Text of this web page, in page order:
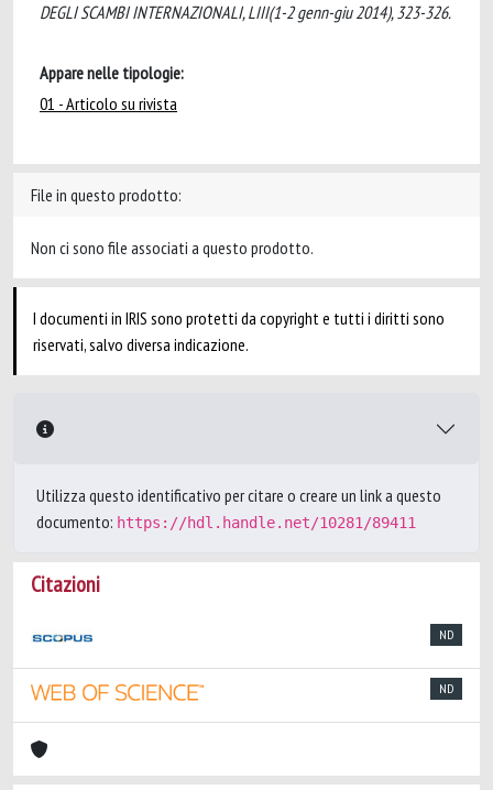
DEGLI SCAMBI INTERNAZIONALI, LIII(1-2 genn-giu 2014), 323-326.
Appare nelle tipologie:
01 - Articolo su rivista
File in questo prodotto:
Non ci sono file associati a questo prodotto.
I documenti in IRIS sono protetti da copyright e tutti i diritti sono
riservati, salvo diversa indicazione.
Utilizza questo identificativo per citare o creare un link a questo
documento: https://hdl.handle.net/10281/89411
Citazioni
ND
ND